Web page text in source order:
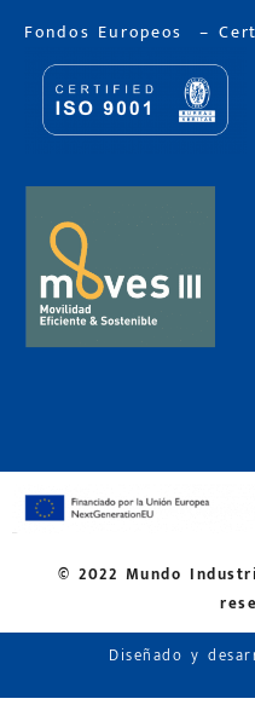
Fondos Europeos –
© 2022 Mundo
Diseñado y